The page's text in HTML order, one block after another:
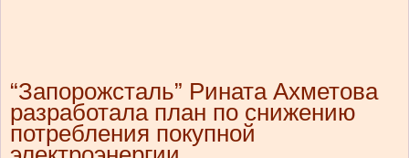
“Запорожсталь” Рината Ахметова
разработала план по снижению
потребления покупной